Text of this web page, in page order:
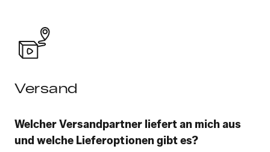
Versand
Welcher Versandpartner liefert an mich aus
und welche Lieferoptionen gibt es?